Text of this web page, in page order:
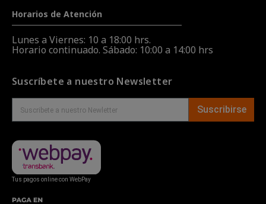
Horarios de Atención
Lunes a Viernes: 10 a 18:00 hrs.
Horario continuado. Sábado: 10:00 a 14:00 hrs
Suscríbete a nuestro Newsletter
Suscribirse
Tus pagos online con WebPay